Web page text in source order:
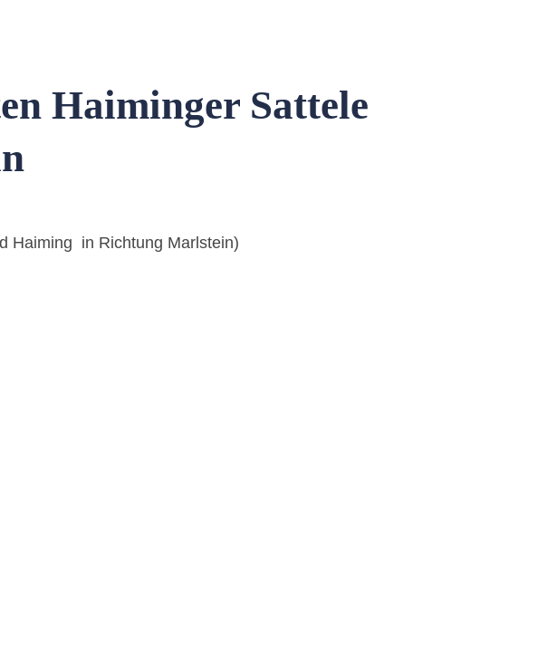
Haiminger Sattele
Haiming in Richtung Marlstein)